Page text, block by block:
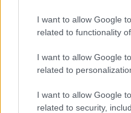
I want to allow Google
related to functionality
I want to allow Google
related to
I want to allow Google
related to security,
SEDUTE
Vignetta del